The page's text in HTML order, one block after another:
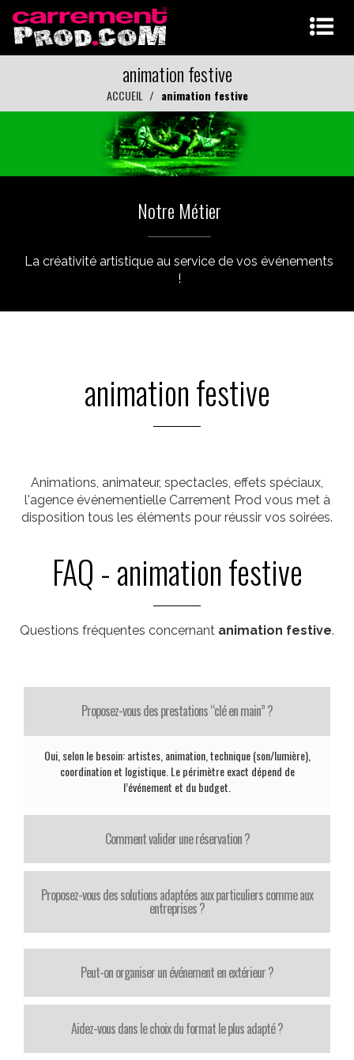
animation festive
ACCUEIL animation festive
Notre Métier
La créativité artistique au service de vos événements
!
animation festive
Animations, animateur, spectacles, effets spéciaux,
l'agence événementielle Carrement Prod vous met à
disposition tous les éléments pour réussir vos soirées.
FAQ - animation festive
Questions fréquentes concernant animation festive.
Proposez-vous des prestations “clé en main” ?
Oui, selon le besoin: artistes, animation, technique (son/lumière),
coordination et logistique. Le périmètre exact dépend de
l’événement et du budget.
Comment valider une réservation ?
Proposez-vous des solutions adaptées aux particuliers comme aux
entreprises ?
Peut-on organiser un événement en extérieur ?
Aidez-vous dans le choix du format le plus adapté ?